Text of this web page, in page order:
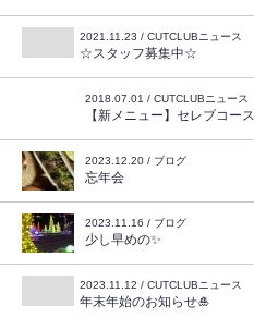
2021.11.23 / CUTCLUBニュース
☆スタッフ募集中☆
2018.07.01 / CUTCLUBニュース
【新メニュー】セレブコー
2023.12.20 / ブログ
忘年会
2023.11.16 / ブログ
少し早めの✨
2023.11.12 / CUTCLUBニュース
年末年始のお知らせ🎍